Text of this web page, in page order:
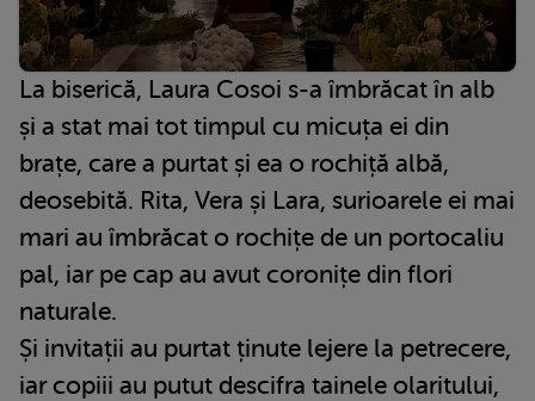
La biserică, Laura Cosoi s-a îmbrăcat în alb
și a stat mai tot timpul cu micuța ei din
brațe, care a purtat și ea o rochiță albă,
deosebită. Rita, Vera și Lara, surioarele ei mai
mari au îmbrăcat o rochițe de un portocaliu
pal, iar pe cap au avut coronițe din flori
naturale.
Și invitații au purtat ținute lejere la petrecere,
iar copiii au putut descifra tainele olaritului,